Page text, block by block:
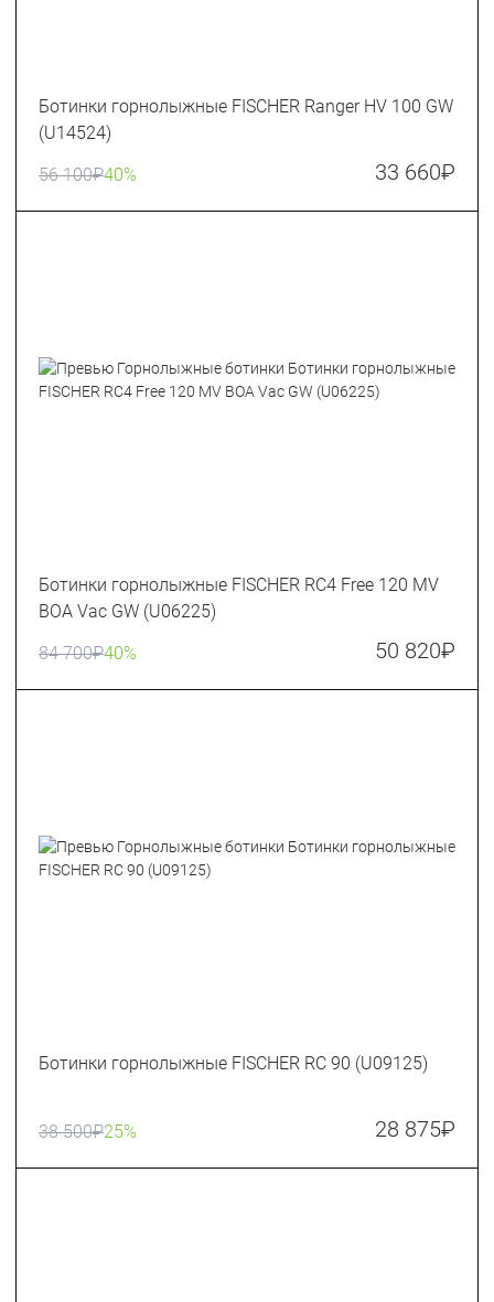
Ботинки горнолыжные FISCHER Ranger HV 100 GW
(U14524)
56 100₽40% 33 660₽
Ботинки горнолыжные FISCHER RC4 Free 120 MV
BOA Vac GW (U06225)
84 700₽40% 50 820₽
Ботинки горнолыжные FISCHER RC 90 (U09125)
38 500₽25% 28 875₽